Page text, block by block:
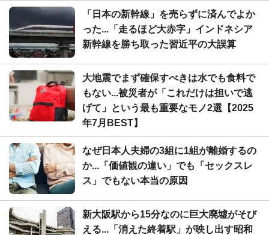
「日本の新幹線」を売らずに済んでよか
った...「走るほど大赤字」インドネシア
新幹線を勝ち取った習近平の大誤算
大地震でまず確保すべきは水でも食料で
もない...被災者が「これだけは担いで逃
げて」という最も重要なモノ2選【2025
年7月BEST】
なぜ日本人夫婦の3組に1組が離婚するの
か...「価値観の違い」でも「セックスレ
ス」でもない本当の原因
新大阪駅から15分なのに巨大廃墟がそび
える...「消えた終着駅」が映し出す昭和